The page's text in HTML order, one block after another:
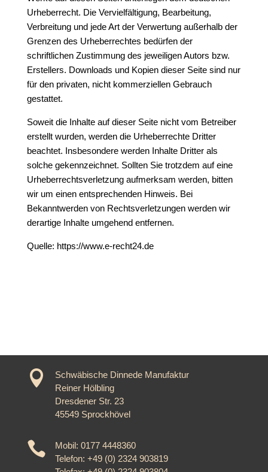
Urheberrecht. Die Vervielfältigung, Bearbeitung,
Verbreitung und jede Art der Verwertung außerhalb der
Grenzen des Urheberrechtes bedürfen der
schriftlichen Zustimmung des jeweiligen Autors bzw.
Erstellers. Downloads und Kopien dieser Seite sind nur
für den privaten, nicht kommerziellen Gebrauch
gestattet.
Soweit die Inhalte auf dieser Seite nicht vom Betreiber
erstellt wurden, werden die Urheberrechte Dritter
beachtet. Insbesondere werden Inhalte Dritter als
solche gekennzeichnet. Sollten Sie trotzdem auf eine
Urheberrechtsverletzung aufmerksam werden, bitten
wir um einen entsprechenden Hinweis. Bei
Bekanntwerden von Rechtsverletzungen werden wir
derartige Inhalte umgehend entfernen.
Quelle: https://www.e-recht24.de

Schwäbische Dinnede Manufaktur
Reiner Hölbling
Dresdener Str. 23
45549 Sprockhövel

Mobil: 0177 4448360
Telefon: +49 (0) 2324 903819